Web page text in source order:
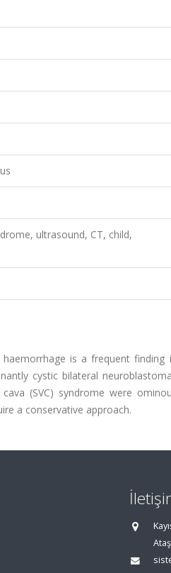
ultrasound, CT, child,
is a frequent finding
cystic bilateral
(SVC) syndrome were
a conservative approach.